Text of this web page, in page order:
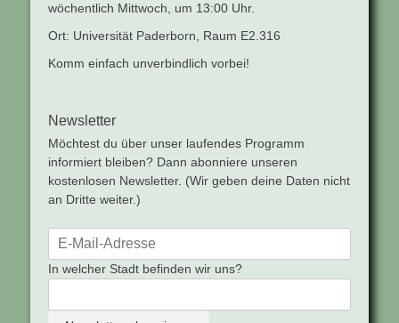
wöchentlich Mittwoch, um 13:00 Uhr.
Ort: Universität Paderborn, Raum E2.316
Komm einfach unverbindlich vorbei!
Newsletter
Möchtest du über unser laufendes Programm
informiert bleiben? Dann abonniere unseren
kostenlosen Newsletter. (Wir geben deine Daten nicht
an Dritte weiter.)
In welcher Stadt befinden wir uns?